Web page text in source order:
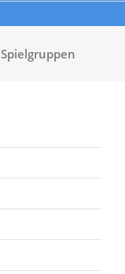
Spielgruppen